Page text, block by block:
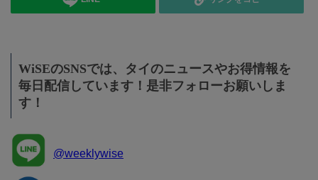
WiSEのSNSでは、タイのニュースやお得情報を
毎日配信しています！是非フォローお願いしま
す！
@weeklywise